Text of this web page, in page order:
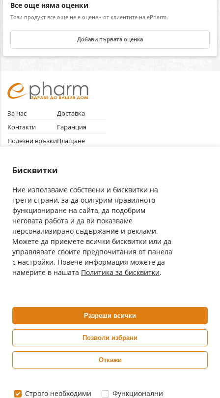
Все още няма оценки
Този продукт все още не е оценен от клиентите на ePharm.
Добави първата оценка
За нас
Контакти
Полезни връзки
Общи условия
Доставка
Гаранция
Плащане
Абонирай се за нашия бюлетин
С абонамента се съгласявам сПолитиката за лични данни.
Онлайн аптека, част от аптеки „Ванчева“
ePharm е лицензирана онлайн аптека от
Изпълнителна Агенция по Лекарствата
0882 444 666
Бисквитки
Ние използваме собствени и бисквитки на
трети страни, за да осигурим правилното
функциониране на сайта, да подобрим
неговата работа и да ви показваме
персонализирано съдържание и реклами.
Можете да приемете всички бисквитки или да
управлявате своите предпочитания от панела
с настройки. Повече информация можете да
намерите в нашата Политика за бисквитки.
Разреши всички
Позволи избрани
Откажи
Строго необходими Функционални